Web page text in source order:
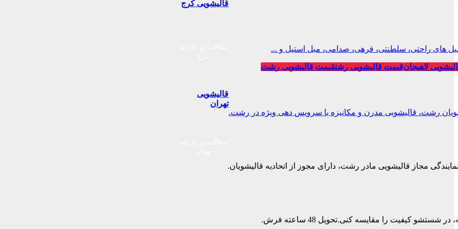
های راحتی، سلطنتی، فرهی، صدامی، مبل استیل و ...
لاهیجانقیمت قالیشویی رشتقیمت قالیشویی رشت
رشت، قالیشویی مدرن و مکانیزه با سرویس دهی ویژه در رشت.
مجاز قالیشویی مادر رشت، دارای مجوز از اتحادیه قالیشویان.
کیفیت را مقایسه کنی.تحویل 48 ساعته فرش.
قالیشویی کرج
قالیشویی
تهران